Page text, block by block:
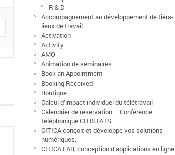
R & D
Accompagnement au développement de tiers-
lieux de travail
Activation
Activity
AMO
Animation de séminaires
Book an Appointment
Booking Received
Boutique
Calcul d’impact individuel du télétravail
Calendrier de réservation – Conférence
téléphonique CITISTATS
CITICA conçoit et développe vos solutions
numériques.
CITICA LAB, conception d’applications en ligne